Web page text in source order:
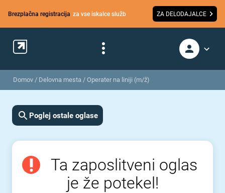
Brezplačna registracija za vse iskalce služb ZA DELODAJALCE
Domov / Delovna mesta / Operater na liniji (m/ž)
Poglej ostale oglase
Ta zaposlitveni oglas
je že potekel!